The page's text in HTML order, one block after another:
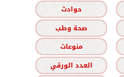
حوادث
صحة وطب
منوعات
العدد الورقي